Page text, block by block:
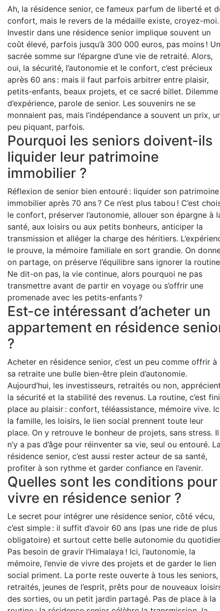
Ah, la résidence senior, ce fameux parfum de liberté et
confort, mais le revers de la médaille existe, croyez-moi.
Investir dans une résidence senior implique souvent un
coût élevé, parfois jusqu’à 300 000 euros, pas moins !
sacrée somme sur l’épargne d’une vie de retraité. Alors,
oui, la sécurité, l’autonomie et le confort, c’est précieux
après 60 ans : mais il faut parfois arbitrer entre plaisir,
petits-enfants, beaux projets, et ce sacré billet. Dilemme
d’expérience, parole de senior. Les souvenirs ne se
monnaient pas, mais l’indépendance a souvent un prix,
peu piquant, parfois.
Pourquoi les seniors doivent-ils
liquider leur patrimoine
immobilier ?
Réflexion de senior bien entouré : liquider son patrimoine
immobilier après 70 ans ? Ce n’est plus tabou ! C’est
le confort, préserver l’autonomie, allouer son épargne à
santé, aux loisirs ou aux petits bonheurs, anticiper la
transmission et alléger la charge des héritiers.
le prouve, la mémoire familiale en sort grandie. On
on partage, on préserve l’équilibre sans ignorer la
Ne dit-on pas, la vie continue, alors pourquoi ne pas
transmettre avant de partir en voyage ou s’offrir une
promenade avec les petits-enfants ?
Est-ce intéressant d’acheter un
appartement en résidence
?
Acheter en résidence senior, c’est un peu comme offrir à
sa retraite une bulle bien-être plein d’autonomie.
Aujourd’hui, les investisseurs, retraités ou non,
la sécurité et la stabilité des revenus. La routine, c’est
place au plaisir : confort, téléassistance, mémoire vive.
la famille, les loisirs, le lien social prennent toute leur
place. On y retrouve le bonheur de projets, sans stress. Il
n’y a pas d’âge pour réinventer sa vie, seul ou entouré.
résidence senior, c’est aussi rester acteur de sa santé,
profiter à son rythme et garder confiance en l’avenir.
Quelles sont les conditions pour
vivre en résidence senior ?
Le secret pour intégrer une résidence senior, côté vécu,
c’est simple : il suffit d’avoir 60 ans (pas une ride de plus
obligatoire) et surtout cette belle autonomie du
Pas besoin de gravir l’Himalaya ! Ici, l’autonomie, la
mémoire, l’envie de vivre des projets et de garder le lien
social priment. La porte reste ouverte à tous les seniors,
retraités, jeunes de l’esprit, prêts pour de nouveaux
des sorties, ou un petit jardin partagé. Pas de place à la